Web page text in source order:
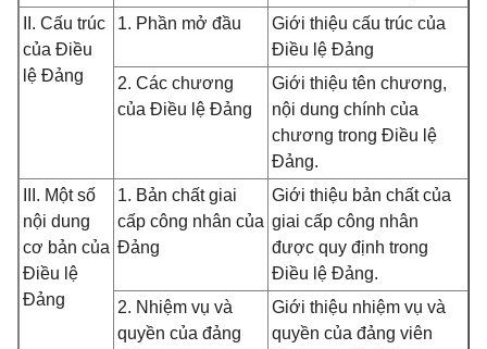
II. Cấu trúc
của Điều
lệ Đảng
1. Phần mở đầu
Giới thiệu cấu trúc của
Điều lệ Đảng
2. Các chương
của Điều lệ Đảng
Giới thiệu tên chương,
nội dung chính của
chương trong Điều lệ
Đảng.
III. Một số
nội dung
cơ bản của
Điều lệ
Đảng
1. Bản chất giai
cấp công nhân của
Đảng
Giới thiệu bản chất của
giai cấp công nhân
được quy định trong
Điều lệ Đảng.
2. Nhiệm vụ và
quyền của đảng
Giới thiệu nhiệm vụ và
quyền của đảng viên